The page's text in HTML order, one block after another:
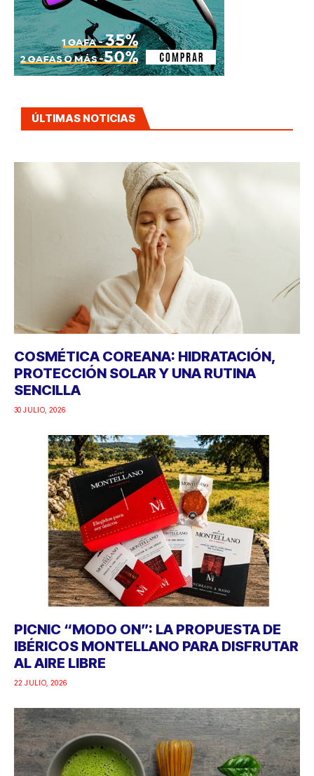
ÚLTIMAS NOTICIAS
COSMÉTICA COREANA: HIDRATACIÓN,
PROTECCIÓN SOLAR Y UNA RUTINA
SENCILLA
30 JULIO, 2026
PICNIC “MODO ON”: LA PROPUESTA DE
IBÉRICOS MONTELLANO PARA DISFRUTAR
AL AIRE LIBRE
22 JULIO, 2026